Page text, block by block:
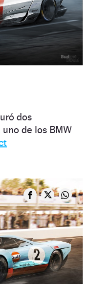
dos
de los BMW